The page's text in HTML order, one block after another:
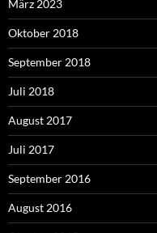
März 2023
Oktober 2018
September 2018
Juli 2018
August 2017
Juli 2017
September 2016
August 2016